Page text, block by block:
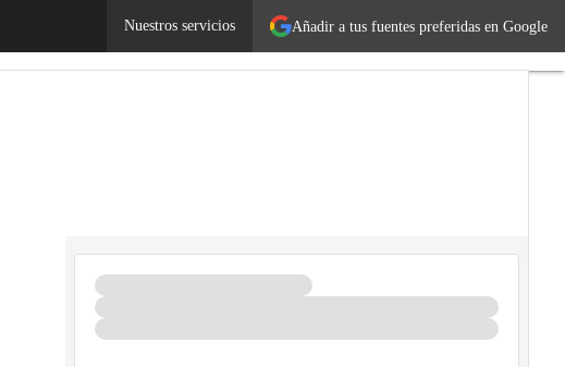
Añadir a tus fuentes preferidas en Google
Nuestros servicios